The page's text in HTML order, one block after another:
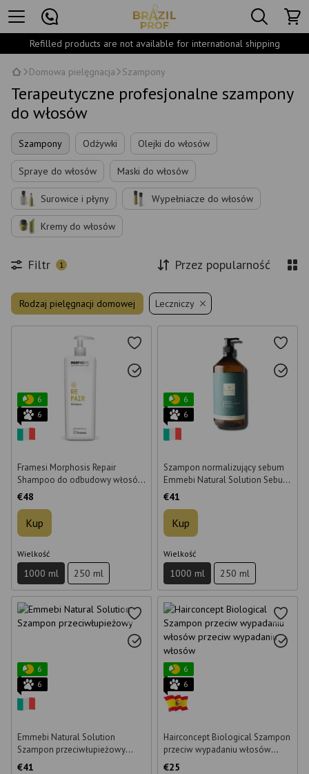
Refilled products are not available for international shipping
Domowa pielęgnacja Szampony
Terapeutyczne profesjonalne szampony
do włosów
Szampony Odżywki Olejki do włosów
Spraye do włosów Maski do włosów
Surowice i płyny Wypełniacze do włosów
Kremy do włosów
Filtr 1 Przez popularność
Rodzaj pielęgnacji domowej Leczniczy
6
6
Framesi Morphosis Repair
Shampoo do odbudowy włosów
1 L
€48
Kup
Wielkość
1000 ml 250 ml
6
6
Szampon normalizujący sebum
Emmebi Natural Solution Sebum
Remedy 1000 ml
€41
Kup
Wielkość
1000 ml 250 ml
6
6
Emmebi Natural Solution
Szampon przeciwłupieżowy
1000 ml
€41
6
6
Hairconcept Biological Szampon
przeciw wypadaniu włosów
przeciw wypadaniu włosów 250
€25